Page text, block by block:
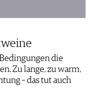
die
Zu lange, zu warm,
– das tut auch